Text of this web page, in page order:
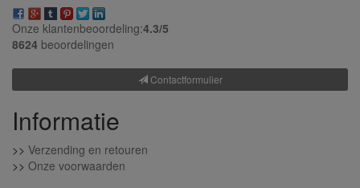
Onze klantenbeoordeling:4.3/5
8624 beoordelingen
Contactformulier
Informatie
>> Verzending en retouren
>> Onze voorwaarden